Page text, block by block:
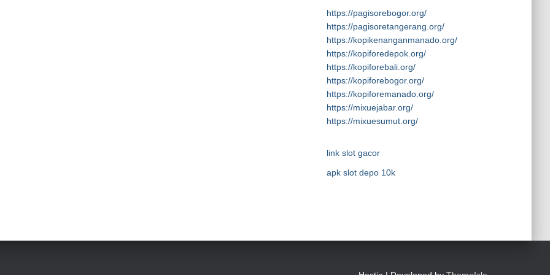
https://pagisorebogor.org/
https://pagisoretangerang.org/
https://kopikenanganmanado.org/
https://kopiforedepok.org/
https://kopiforebali.org/
https://kopiforebogor.org/
https://kopiforemanado.org/
https://mixuejabar.org/
https://mixuesumut.org/
link slot gacor
apk slot depo 10k